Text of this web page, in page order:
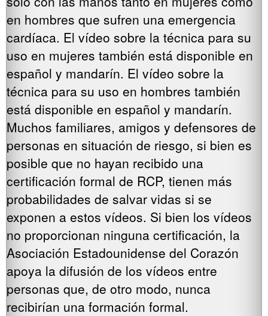
en hombres que sufren una emergencia
cardíaca. El vídeo sobre la técnica para su
uso en mujeres también está disponible en
español y mandarín. El vídeo sobre la
técnica para su uso en hombres también
está disponible en español y mandarín.
Muchos familiares, amigos y defensores de
personas en situación de riesgo, si bien es
posible que no hayan recibido una
certificación formal de RCP, tienen más
probabilidades de salvar vidas si se
exponen a estos vídeos. Si bien los vídeos
no proporcionan ninguna certificación, la
Asociación Estadounidense del Corazón
apoya la difusión de los vídeos entre
personas que, de otro modo, nunca
recibirían una formación formal.